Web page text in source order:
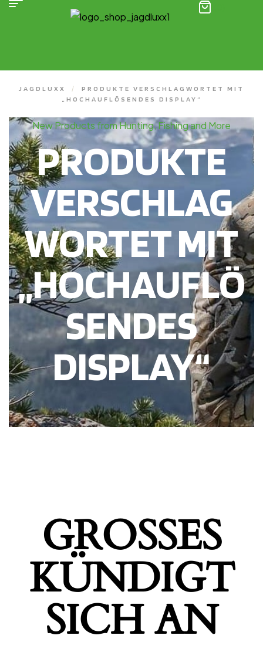
JAGDLUXX /
PRODUKTE VERSCHLAGWORTET MIT
„HOCHAUFLÖSENDES DISPLAY“
New Products from Hunting, Fishing and More
PRODUKTE
VERSCHLAG
WORTET MIT
„HOCHAUFLÖ
SENDES
DISPLAY“
GROSSES K
ÜNDIGT S
ICH AN